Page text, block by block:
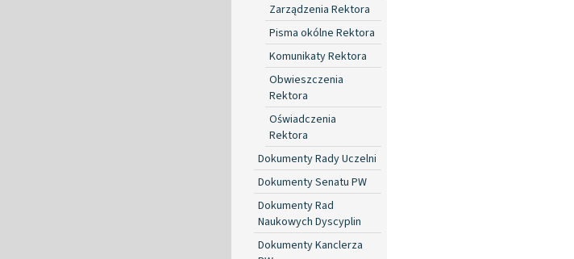
Zarządzenia Rektora
Pisma okólne Rektora
Komunikaty Rektora
Obwieszczenia
Rektora
Oświadczenia
Rektora
Dokumenty Rady Uczelni
Dokumenty Senatu PW
Dokumenty Rad
Naukowych Dyscyplin
Dokumenty Kanclerza